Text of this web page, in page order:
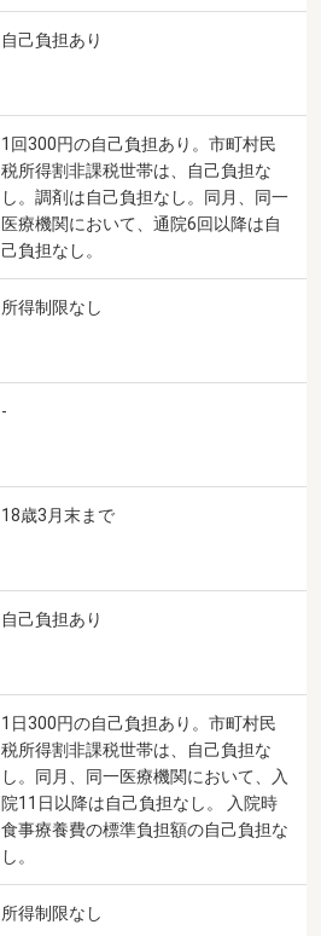
自己負担あり
1回300円の自己負担あり。市町村民
税所得割非課税世帯は、自己負担な
し。調剤は自己負担なし。同月、同一
医療機関において、通院6回以降は自
己負担なし。
所得制限なし
-
18歳3月末まで
自己負担あり
1日300円の自己負担あり。市町村民
税所得割非課税世帯は、自己負担な
し。同月、同一医療機関において、入
院11日以降は自己負担なし。 入院時
食事療養費の標準負担額の自己負担な
し。
所得制限なし